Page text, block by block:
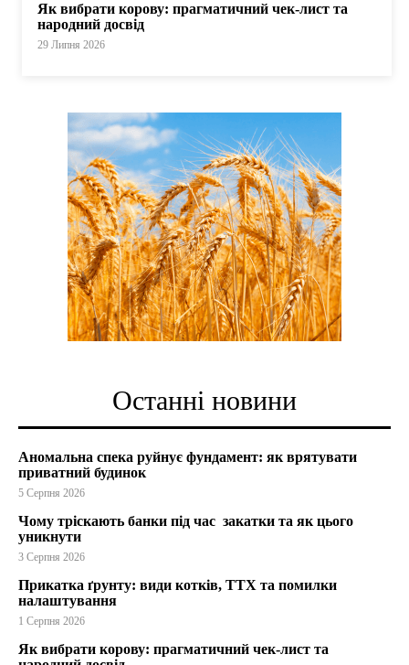
Як вибрати корову: прагматичний чек-лист та
народний досвід
29 Липня 2026
Останні новини
Аномальна спека руйнує фундамент: як врятувати
приватний будинок
5 Серпня 2026
Чому тріскають банки під час закатки та як цього
уникнути
3 Серпня 2026
Прикатка ґрунту: види котків, ТТХ та помилки
налаштування
1 Серпня 2026
Як вибрати корову: прагматичний чек-лист та